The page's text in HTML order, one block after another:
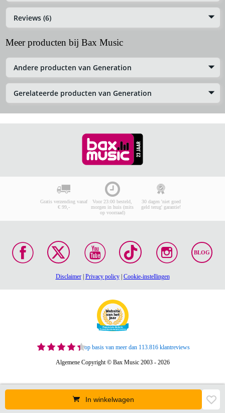
Reviews (6)
Meer producten bij Bax Music
Andere producten van Generation
Gerelateerde producten van Generation
In winkelwagen
Gratis verzending vanaf
€ 99,-
Voor 23:00 besteld,
morgen in huis (mits
op voorraad)
30 dagen 'niet goed
geld terug' garantie!
BLOG
Disclaimer| Privacy policy| Cookie-instellingen
op basis van meer dan 113.816 klantreviews
Algemene Copyright © Bax Music 2003 - 2026